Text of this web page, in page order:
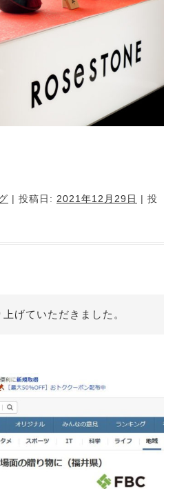
| 投稿日: 2021年12月29日 | 投
げていただきました。